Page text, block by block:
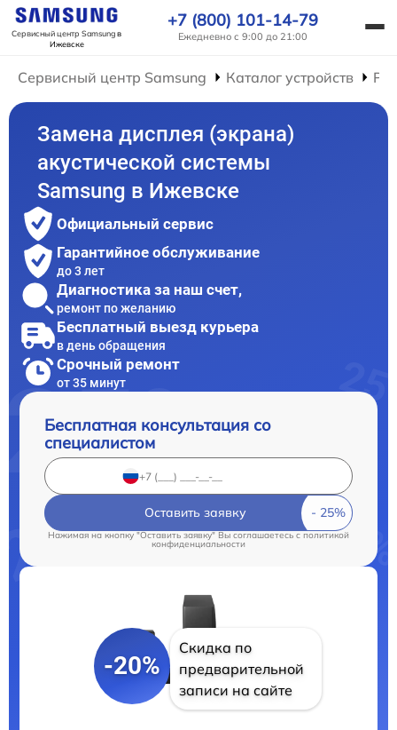
Сервисный центр Samsungв
Ижевске
+7 (800) 101-14-79
Ежедневно с 9:00 до 21:00
Сервисный центр Samsung Каталог устройств
Замена дисплея (экрана)
акустической системы
Samsung в Ижевске
Официальный сервис
Гарантийное обслуживание
до 3 лет
Диагностика за наш счет,
ремонт по желанию
Бесплатный выезд курьера
в день обращения
Срочный ремонт
от 35 минут
Бесплатная консультация со
специалистом
Оставить заявку
Нажимая на кнопку "Оставить заявку" Вы соглашаетесь c политикой
конфиденциальности
-20%
Скидка по
предварительной
записи на сайте